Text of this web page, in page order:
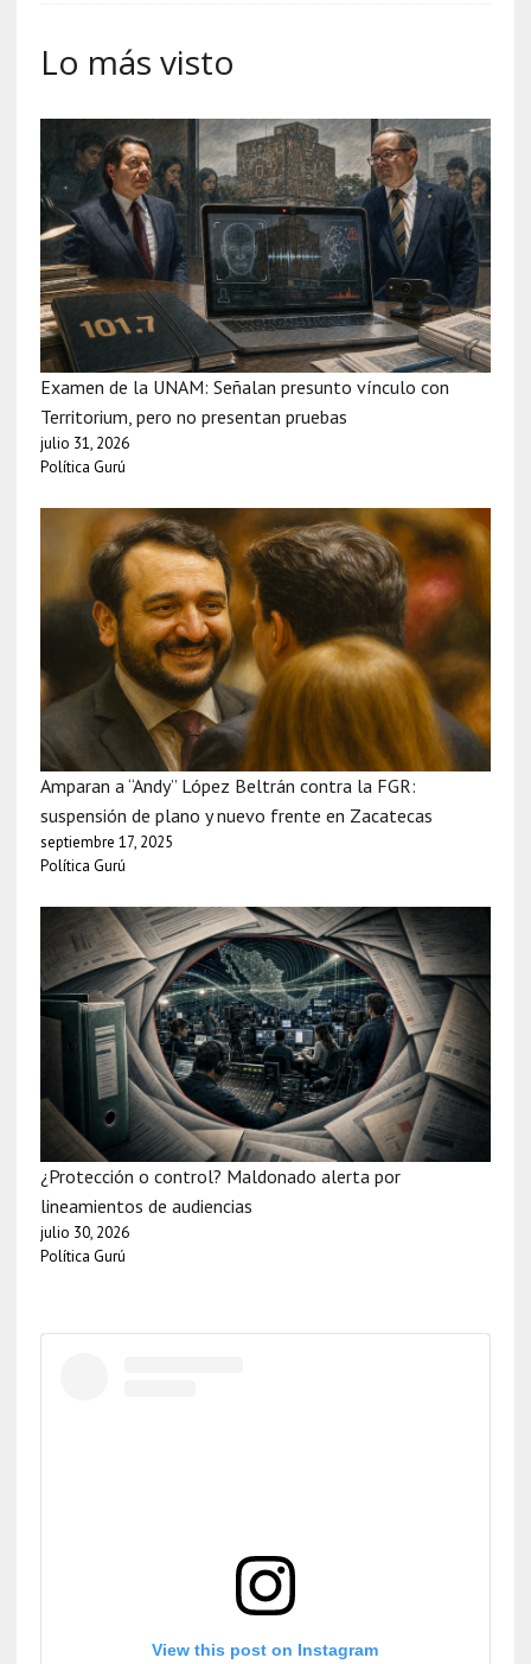
Lo más visto
Examen de la UNAM: Señalan presunto vínculo con
Territorium, pero no presentan pruebas
julio 31, 2026
Política Gurú
Amparan a “Andy” López Beltrán contra la FGR:
suspensión de plano y nuevo frente en Zacatecas
septiembre 17, 2025
Política Gurú
¿Protección o control? Maldonado alerta por
lineamientos de audiencias
julio 30, 2026
Política Gurú
View this post on Instagram